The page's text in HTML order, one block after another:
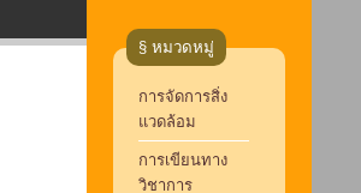
§ หมวดหมู่
การจัดการสิ่ง
แวดล้อม
การเขียนทาง
วิชาการ